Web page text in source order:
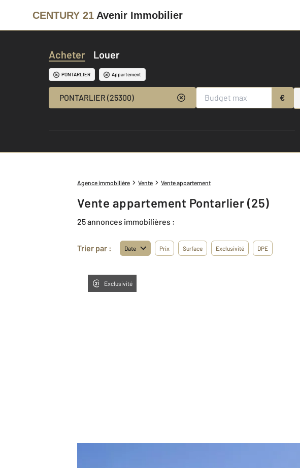
CENTURY 21 Avenir Immobilier
Acheter Louer
PONTARLIER Appartement
PONTARLIER (25300) €
Agence immobilière Vente Vente appartement
Vente appartement Pontarlier (25)
25 annonces immobilières :
Trier par : Date Prix Surface Exclusivité DPE
Exclusivité